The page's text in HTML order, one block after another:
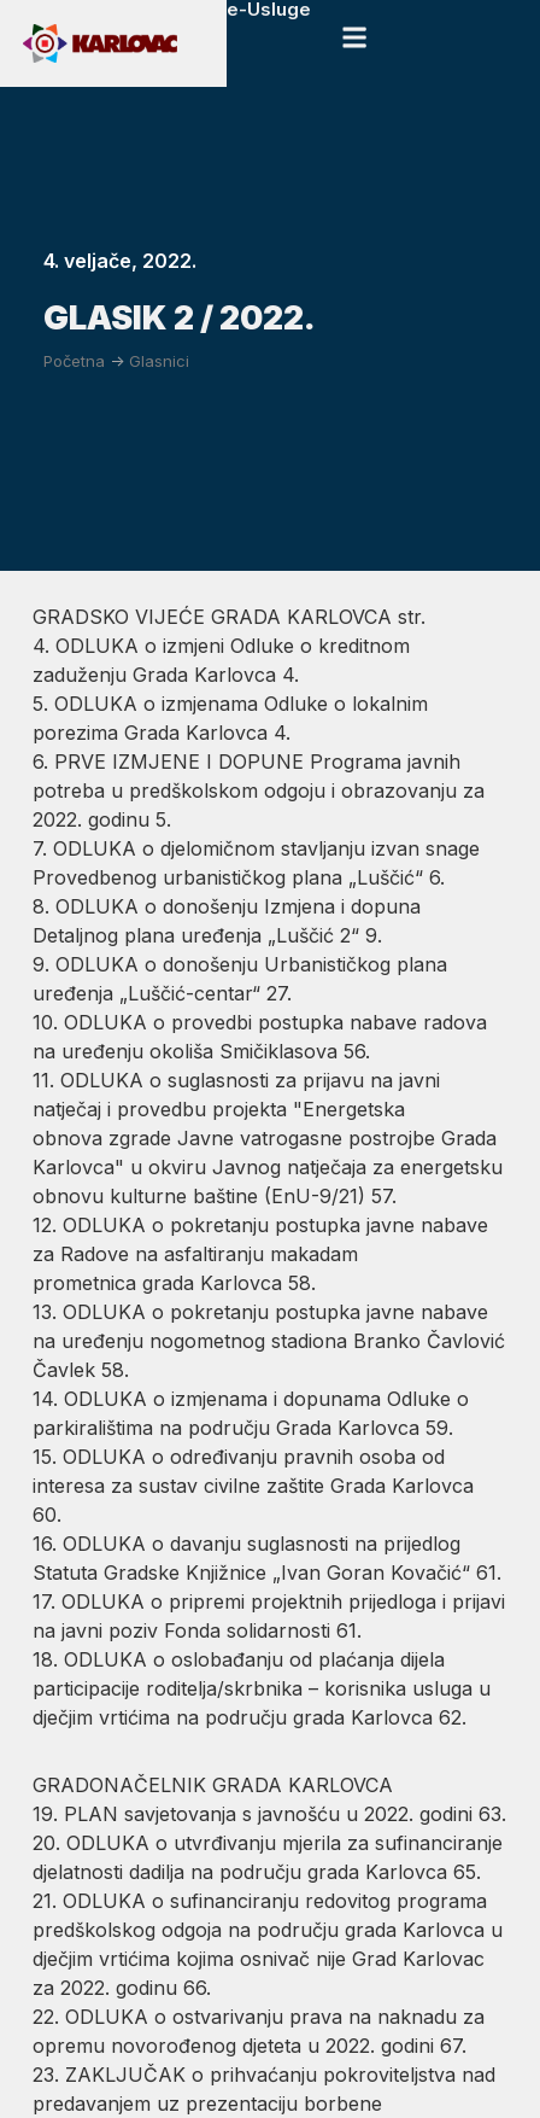
e-Usluge
4. veljače, 2022.
GLASIK 2 / 2022.
Početna -> Glasnici
GRADSKO VIJEĆE GRADA KARLOVCA str.
4. ODLUKA o izmjeni Odluke o kreditnom
zaduženju Grada Karlovca 4.
5. ODLUKA o izmjenama Odluke o lokalnim
porezima Grada Karlovca 4.
6. PRVE IZMJENE I DOPUNE Programa javnih
potreba u predškolskom odgoju i obrazovanju za
2022. godinu 5.
7. ODLUKA o djelomičnom stavljanju izvan snage
Provedbenog urbanističkog plana „Luščić“ 6.
8. ODLUKA o donošenju Izmjena i dopuna
Detaljnog plana uređenja „Luščić 2“ 9.
9. ODLUKA o donošenju Urbanističkog plana
uređenja „Luščić-centar“ 27.
10. ODLUKA o provedbi postupka nabave radova
na uređenju okoliša Smičiklasova 56.
11. ODLUKA o suglasnosti za prijavu na javni
natječaj i provedbu projekta "Energetska
obnova zgrade Javne vatrogasne postrojbe Grada
Karlovca" u okviru Javnog natječaja za energetsku
obnovu kulturne baštine (EnU-9/21) 57.
12. ODLUKA o pokretanju postupka javne nabave
za Radove na asfaltiranju makadam
prometnica grada Karlovca 58.
13. ODLUKA o pokretanju postupka javne nabave
na uređenju nogometnog stadiona Branko Čavlović
Čavlek 58.
14. ODLUKA o izmjenama i dopunama Odluke o
parkiralištima na području Grada Karlovca 59.
15. ODLUKA o određivanju pravnih osoba od
interesa za sustav civilne zaštite Grada Karlovca
60.
16. ODLUKA o davanju suglasnosti na prijedlog
Statuta Gradske Knjižnice „Ivan Goran Kovačić“ 61.
17. ODLUKA o pripremi projektnih prijedloga i prijavi
na javni poziv Fonda solidarnosti 61.
18. ODLUKA o oslobađanju od plaćanja dijela
participacije roditelja/skrbnika – korisnika usluga u
dječjim vrtićima na području grada Karlovca 62.
GRADONAČELNIK GRADA KARLOVCA
19. PLAN savjetovanja s javnošću u 2022. godini 63.
20. ODLUKA o utvrđivanju mjerila za sufinanciranje
djelatnosti dadilja na području grada Karlovca 65.
21. ODLUKA o sufinanciranju redovitog programa
predškolskog odgoja na području grada Karlovca u
dječjim vrtićima kojima osnivač nije Grad Karlovac
za 2022. godinu 66.
22. ODLUKA o ostvarivanju prava na naknadu za
opremu novorođenog djeteta u 2022. godini 67.
23. ZAKLJUČAK o prihvaćanju pokroviteljstva nad
predavanjem uz prezentaciju borbene